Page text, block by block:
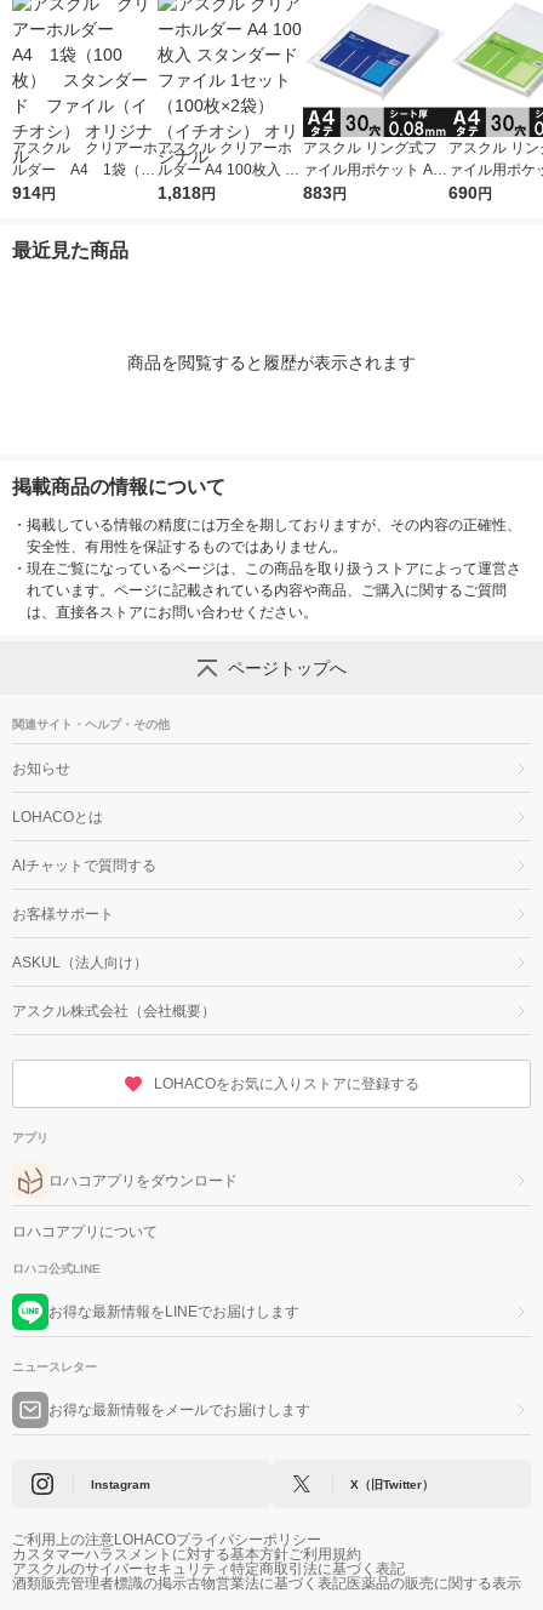
アスクル クリアーホ
ルダー A4 1袋（10
0枚） スタンダー
914円
アスクル クリアーホ
ルダー A4 100枚入 ス
タンダード ファイル
1,818円
アスクル リング式フ
ァイル用ポケット A4
タテ 30穴 厚さ0.08m
883円
アスクル リ
ァイル用ポケ
タテ 30穴 厚
690円
最近見た商品
商品を閲覧すると履歴が表示されます
掲載商品の情報について
・ 掲載している情報の精度には万全を期しておりますが、その内容の正確性、
安全性、有用性を保証するものではありません。
・ 現在ご覧になっているページは、この商品を取り扱うストアによって運営さ
れています。ページに記載されている内容や商品、ご購入に関するご質問
は、直接各ストアにお問い合わせください。
ページトップへ
関連サイト・ヘルプ・その他
お知らせ
LOHACOとは
AIチャットで質問する
お客様サポート
ASKUL（法人向け）
アスクル株式会社（会社概要）
LOHACOをお気に入りストアに登録する
アプリ
ロハコアプリをダウンロード
ロハコアプリについて
ロハコ公式LINE
お得な最新情報をLINEでお届けします
ニュースレター
お得な最新情報をメールでお届けします
Instagram X（旧Twitter）
ご利用上の注意LOHACOプライバシーポリシー
カスタマーハラスメントに対する基本方針ご利用規約
アスクルのサイバーセキュリティ特定商取引法に基づく表記
酒類販売管理者標識の掲示古物営業法に基づく表記医薬品の販売に関する表示